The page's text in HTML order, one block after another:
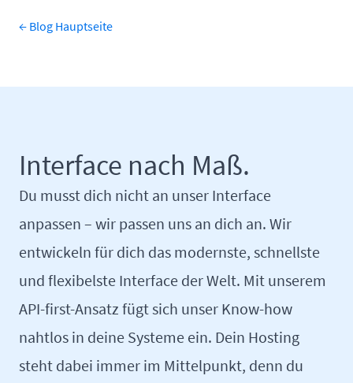
← Blog Hauptseite
Interface nach Maß.
Du musst dich nicht an unser Interface
anpassen – wir passen uns an dich an. Wir
entwickeln für dich das modernste, schnellste
und flexibelste Interface der Welt. Mit unserem
API-first-Ansatz fügt sich unser Know-how
nahtlos in deine Systeme ein. Dein Hosting
steht dabei immer im Mittelpunkt, denn du